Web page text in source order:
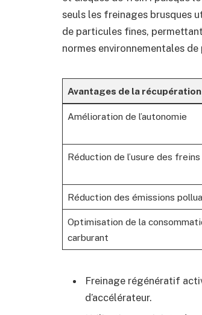
seuls les freinages brusques
de particules fines,
normes environnementales
Avantages de la récupération
Amélioration de l’autonomie
Réduction de l’usure des freins
Réduction des émissions
Optimisation de la
carburant
Freinage régénératif
d’accélérateur.